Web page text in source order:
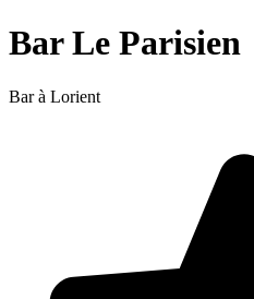
Bar Le Parisien
Bar à Lorient